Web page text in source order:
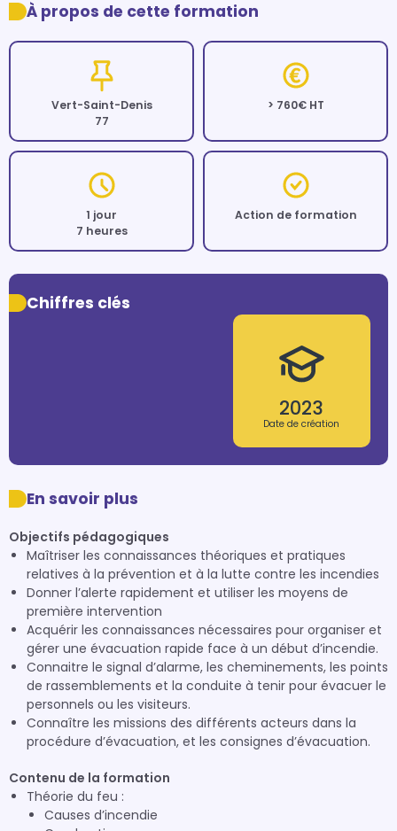
À propos de cette formation
Vert-Saint-Denis
77
> 760€ HT
1 jour
7 heures
Action de formation
Chiffres clés
2023
Date de création
En savoir plus
Objectifs pédagogiques
Maîtriser les connaissances théoriques et pratiques
relatives à la prévention et à la lutte contre les incendies
Donner l’alerte rapidement et utiliser les moyens de
première intervention
Acquérir les connaissances nécessaires pour organiser et
gérer une évacuation rapide face à un début d’incendie.
Connaitre le signal d’alarme, les cheminements, les points
de rassemblements et la conduite à tenir pour évacuer le
personnels ou les visiteurs.
Connaître les missions des différents acteurs dans la
procédure d’évacuation, et les consignes d’évacuation.
Contenu de la formation
Théorie du feu :
Causes d’incendie